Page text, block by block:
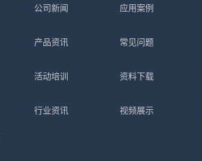
公司新闻
产品资讯
活动培训
行业资讯
应用案例
常见问题
资料下载
视频展示